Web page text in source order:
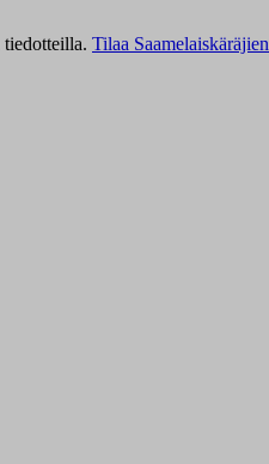
tiedotteilla. Tilaa